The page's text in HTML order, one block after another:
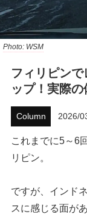
Photo: WSM
フィリピン
ップ！実際
Column 2026/
これまでに5～6
リピン。
ですが、インド
スに感じる面が
ハウツー